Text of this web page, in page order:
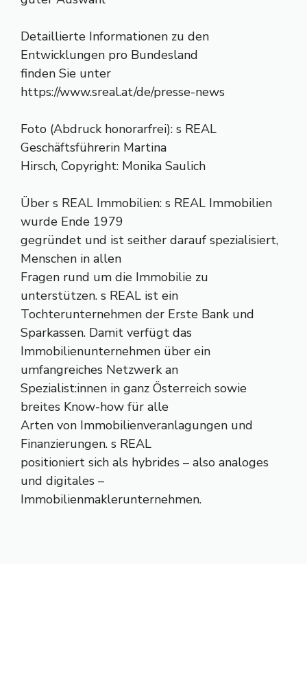
Detaillierte Informationen zu den
Entwicklungen pro Bundesland
finden Sie unter
https://www.sreal.at/de/presse-news
Foto (Abdruck honorarfrei): s REAL
Geschäftsführerin Martina
Hirsch, Copyright: Monika Saulich
Über s REAL Immobilien: s REAL Immobilien
wurde Ende 1979
gegründet und ist seither darauf spezialisiert,
Menschen in allen
Fragen rund um die Immobilie zu
unterstützen. s REAL ist ein
Tochterunternehmen der Erste Bank und
Sparkassen. Damit verfügt das
Immobilienunternehmen über ein
umfangreiches Netzwerk an
Spezialist:innen in ganz Österreich sowie
breites Know-how für alle
Arten von Immobilienveranlagungen und
Finanzierungen. s REAL
positioniert sich als hybrides – also analoges
und digitales –
Immobilienmaklerunternehmen.